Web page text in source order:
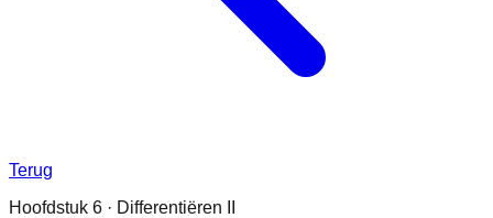
Terug
Hoofdstuk 6 · Differentiëren II